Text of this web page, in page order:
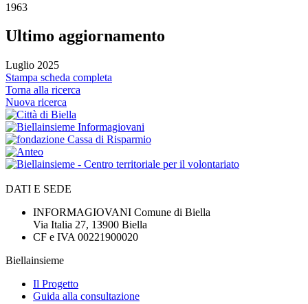
1963
Ultimo aggiornamento
Luglio 2025
Stampa scheda completa
Torna alla ricerca
Nuova ricerca
DATI E SEDE
INFORMAGIOVANI Comune di Biella
Via Italia 27, 13900 Biella
CF e IVA 00221900020
Biellainsieme
Il Progetto
Guida alla consultazione